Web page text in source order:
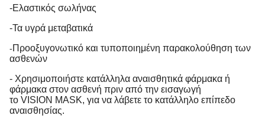
-Ελαστικός σωλήνας
-Τα υγρά μεταβατικά
-Προοξυγονωτικό και τυποποιημένη παρακολούθηση των
ασθενών
- Χρησιμοποιήστε κατάλληλα αναισθητικά φάρμακα ή
φάρμακα στον ασθενή πριν από την εισαγωγή
το VISION MASK, για να λάβετε το κατάλληλο επίπεδο
αναισθησίας.